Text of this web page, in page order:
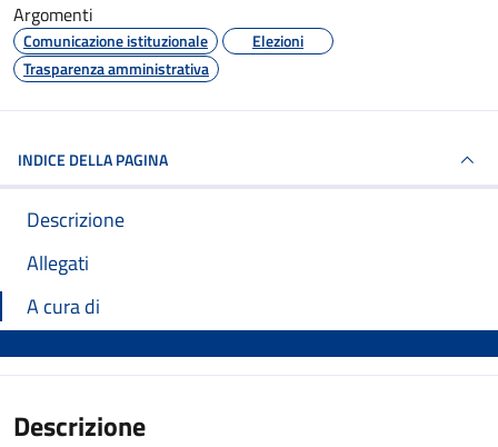
Argomenti
Comunicazione istituzionale
Elezioni
Trasparenza amministrativa
INDICE DELLA PAGINA
Descrizione
Allegati
A cura di
Descrizione